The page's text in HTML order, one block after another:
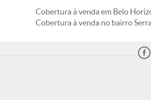
Cobertura à venda em Belo
Cobertura à venda no bairro Serra